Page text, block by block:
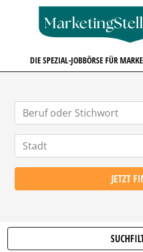
DIE SPEZIAL-JOBBÖRSE FÜR
JETZT